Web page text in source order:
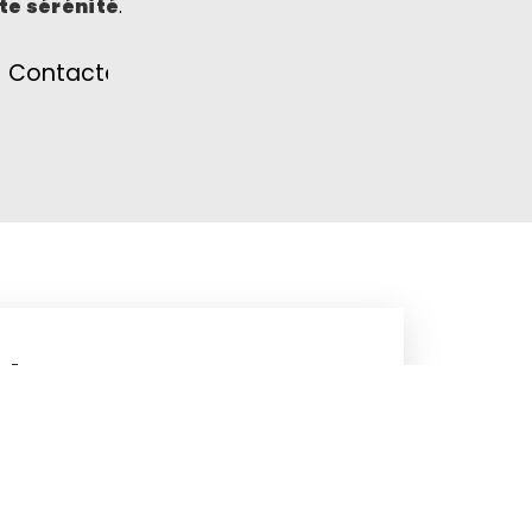
sérénité.
Contactez-nous